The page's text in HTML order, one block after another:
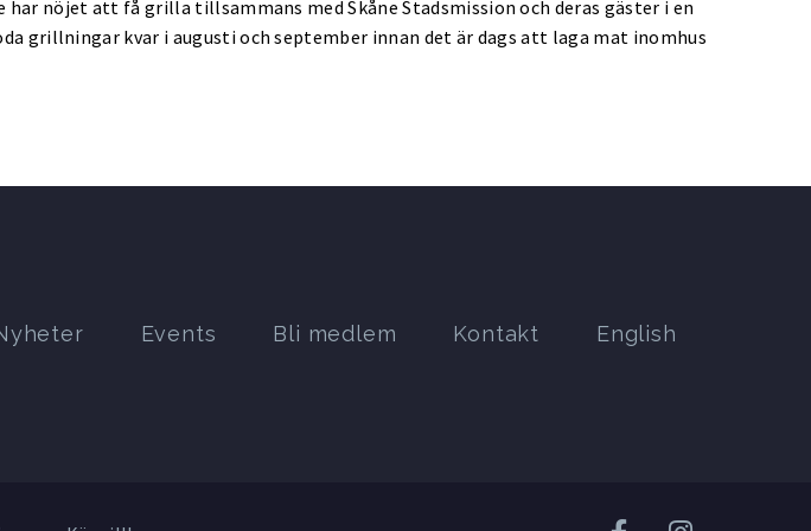
nöjet att få grilla tillsammans med Skåne Stadsmission och deras gäster i en
grillningar kvar i augusti och september innan det är dags att laga mat inomhus
Events Bli medlem Kontakt English